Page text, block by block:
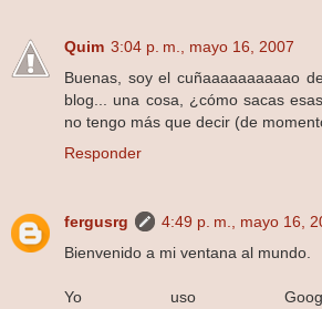
Quim 3:04 p. m., mayo 16, 2007
Buenas, soy el cuñaaaaaaaaaao
blog... una cosa, ¿cómo sacas
no tengo más que decir (de
Responder
fergusrg
4:49 p. m., mayo 16,
Bienvenido a mi ventana al mundo.
Yo uso